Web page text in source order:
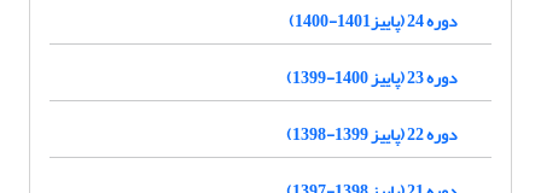
دوره 24 (پاییز1401-1400)
دوره 23 (پاییز 1400-1399)
دوره 22 (پاییز 1399-1398)